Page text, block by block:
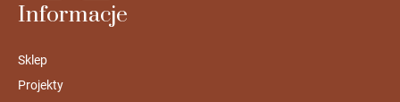
Informacje
Sklep
Projekty